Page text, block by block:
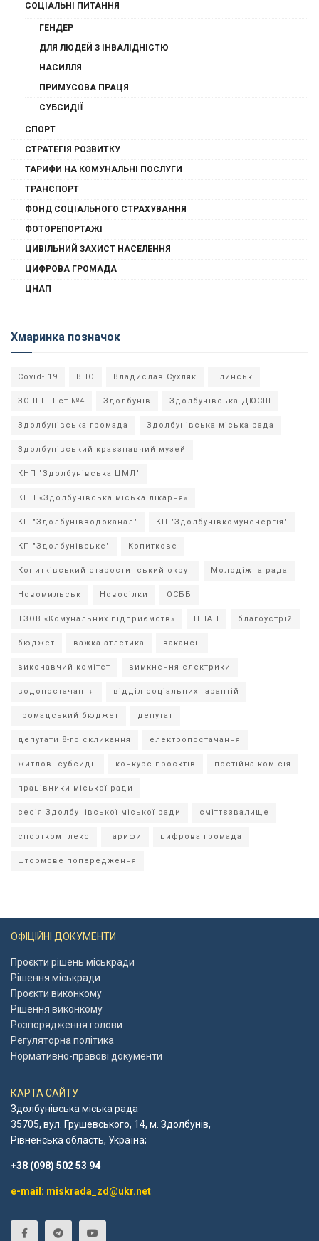
СОЦІАЛЬНІ ПИТАННЯ
ГЕНДЕР
ДЛЯ ЛЮДЕЙ З ІНВАЛІДНІСТЮ
НАСИЛЛЯ
ПРИМУСОВА ПРАЦЯ
СУБСИДІЇ
СПОРТ
СТРАТЕГІЯ РОЗВИТКУ
ТАРИФИ НА КОМУНАЛЬНІ ПОСЛУГИ
ТРАНСПОРТ
ФОНД СОЦІАЛЬНОГО СТРАХУВАННЯ
ФОТОРЕПОРТАЖІ
ЦИВІЛЬНИЙ ЗАХИСТ НАСЕЛЕННЯ
ЦИФРОВА ГРОМАДА
ЦНАП
Хмаринка позначок
Covid- 19 ВПО Владислав Сухляк Глинськ
ЗОШ І-ІІІ ст №4 Здолбунів Здолбунівська ДЮСШ
Здолбунівська громада Здолбунівська міська рада
Здолбунівський краєзнавчий музей
КНП "Здолбунівська ЦМЛ"
КНП «Здолбунівська міська лікарня»
КП "Здолбунівводоканал" КП "Здолбунівкомуненергія"
КП "Здолбунівське" Копиткове
Копитківський старостинський округ Молодіжна рада
Новомильськ Новосілки ОСББ
ТЗОВ «Комунальних підприємств» ЦНАП благоустрій
бюджет важка атлетика вакансії
виконавчий комітет вимкнення електрики
водопостачання відділ соціальних гарантій
громадський бюджет депутат
депутати 8-го скликання електропостачання
житлові субсидії конкурс проєктів постійна комісія
працівники міської ради
сесія Здолбунівської міської ради сміттєзвалище
спорткомплекс тарифи цифрова громада
штормове попередження
ОФІЦІЙНІ ДОКУМЕНТИ
Проєкти рішень міськради
Рішення міськради
Проєкти виконкому
Рішення виконкому
Розпорядження голови
Регуляторна політика
Нормативно-правові документи
КАРТА САЙТУ
Здолбунівська міська рада
35705, вул. Грушевського, 14, м. Здолбунів,
Рівненська область, Україна;
+38 (098) 502 53 94
e-mail: miskrada_zd@ukr.net